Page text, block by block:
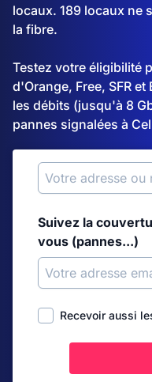
locaux. 189 locaux ne
la fibre.
Testez votre éligibilité
d'Orange, Free, SFR
les débits (jusqu'à 8
pannes signalées à
Suivez la
vous (pannes...)
Recevoir aussi